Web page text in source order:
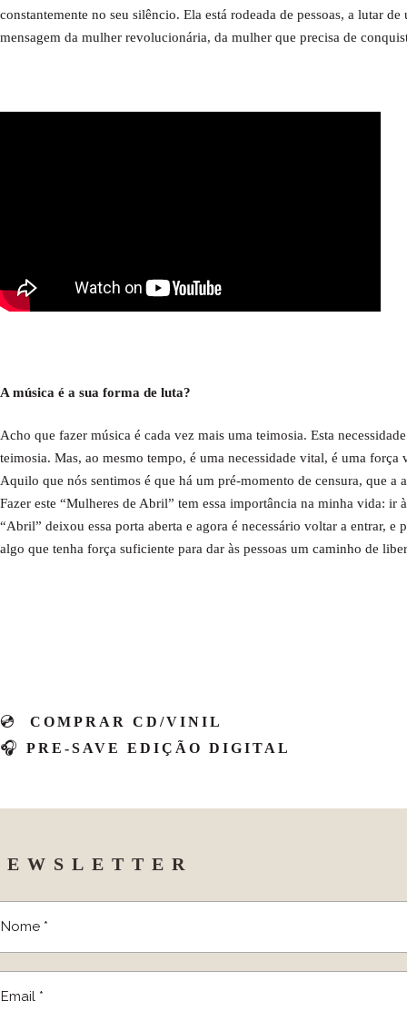
constantemente no seu silêncio. Ela está rodeada de pessoas, a lutar
mensagem da mulher revolucionária, da mulher que precisa de
A música é a sua forma de luta?
Acho que fazer música é cada vez mais uma teimosia. Esta
teimosia. Mas, ao mesmo tempo, é uma necessidade vital, é uma
Aquilo que nós sentimos é que há um pré-momento de censura, que a
Fazer este “Mulheres de Abril” tem essa importância na minha vida:
“Abril” deixou essa porta aberta e agora é necessário voltar a entrar, e
algo que tenha força suficiente para dar às pessoas um caminho de
💿 COMPRAR CD/VINIL
🎧 PRE-SAVE EDIÇÃO DIGITAL